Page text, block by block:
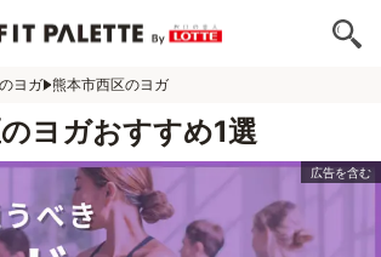
ヨガ 熊本市西区のヨガ
ヨガおすすめ1選